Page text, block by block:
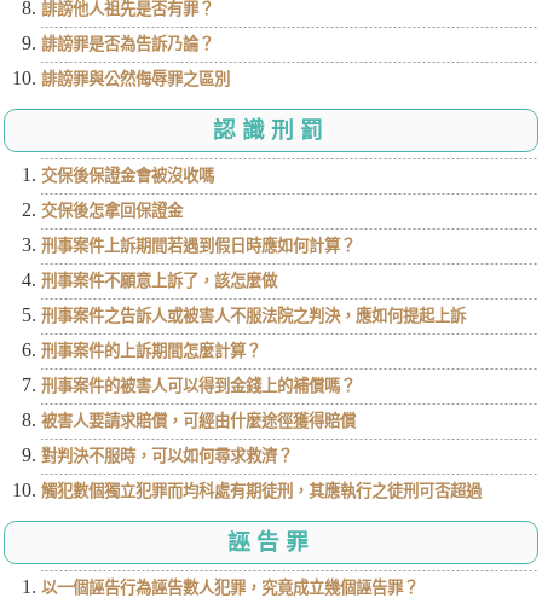
誹謗他人祖先是否有罪？
誹謗罪是否為告訴乃論？
誹謗罪與公然侮辱罪之區別
認識刑罰
交保後保證金會被沒收嗎
交保後怎拿回保證金
刑事案件上訴期間若遇到假日時應如何計算？
刑事案件不願意上訴了，該怎麼做
刑事案件之告訴人或被害人不服法院之判決，應如何提起上訴
刑事案件的上訴期間怎麼計算？
刑事案件的被害人可以得到金錢上的補償嗎？
被害人要請求賠償，可經由什麼途徑獲得賠償
對判決不服時，可以如何尋求救濟？
觸犯數個獨立犯罪而均科處有期徒刑，其應執行之徒刑可否超過
誣告罪
以一個誣告行為誣告數人犯罪，究竟成立幾個誣告罪？